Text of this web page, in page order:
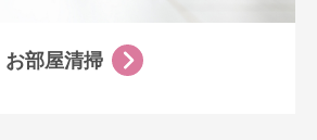
お部屋清掃